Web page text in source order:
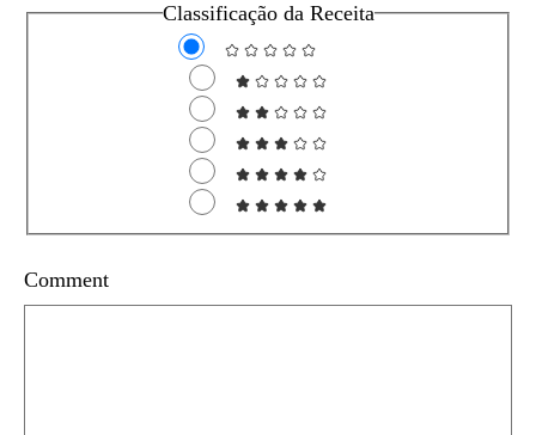
Classificação da Receita
Comment